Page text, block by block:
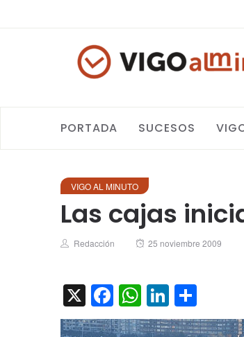
PORTADA SUCESOS
VIGO AL MINUTO
Las cajas
Author
Redacción
Posted
25 noviembre 2009
X Facebook
WhatsApp
LinkedIn